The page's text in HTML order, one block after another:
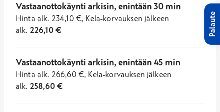
Vastaanottokäynti arkisin, enintään 30 min
Hinta alk. 234,10 €, Kela-korvauksen jälkeen
alk. 226,10€
Vastaanottokäynti arkisin, enintään 45 min
Hinta alk. 266,60 €, Kela-korvauksen jälkeen
alk. 258,60€
Palaute